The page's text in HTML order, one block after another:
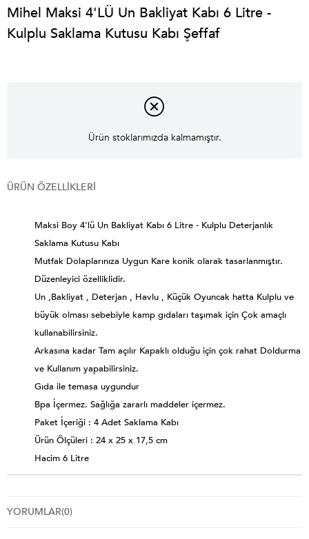
Mihel Maksi 4'LÜ Un Bakliyat Kabı 6 Litre -
Kulplu Saklama Kutusu Kabı Şeffaf
Ürün stoklarımızda kalmamıştır.
ÜRÜN ÖZELLIKLERI
Maksi Boy 4'lü Un Bakliyat Kabı 6 Litre - Kulplu Deterjanlık
Saklama Kutusu Kabı
Mutfak Dolaplarınıza Uygun Kare konik olarak tasarlanmıştır.
Düzenleyici özelliklidir.
Un ,Bakliyat , Deterjan , Havlu , Küçük Oyuncak hatta Kulplu ve
büyük olması sebebiyle kamp gıdaları taşımak için Çok amaçlı
kullanabilirsiniz.
Arkasına kadar Tam açılır Kapaklı olduğu için çok rahat Doldurma
ve Kullanım yapabilirsiniz.
Gıda ile temasa uygundur
Bpa İçermez. Sağlığa zararlı maddeler içermez.
Paket İçeriği : 4 Adet Saklama Kabı
Ürün Ölçüleri : 24 x 25 x 17,5 cm
Hacim 6 Litre
YORUMLAR(0)